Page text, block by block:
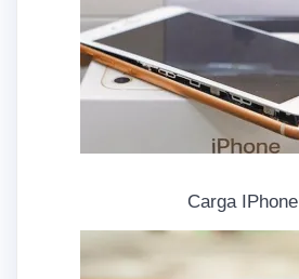
Carga IPhone